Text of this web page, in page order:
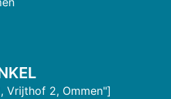
Vrijthof 2, Ommen"]